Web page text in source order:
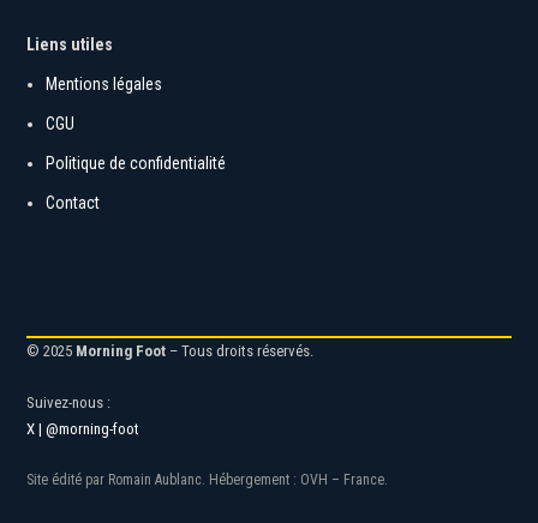
Liens utiles
Mentions légales
CGU
Politique de confidentialité
Contact
© 2025 Morning Foot – Tous droits réservés.
Suivez-nous :
X | @morning-foot
Site édité par Romain Aublanc. Hébergement : OVH – France.